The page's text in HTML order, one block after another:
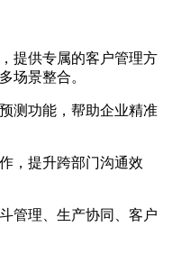
提供专属的客户管理方
场景整合。
测功能，帮助企业精准
，提升跨部门沟通效
管理、生产协同、客户